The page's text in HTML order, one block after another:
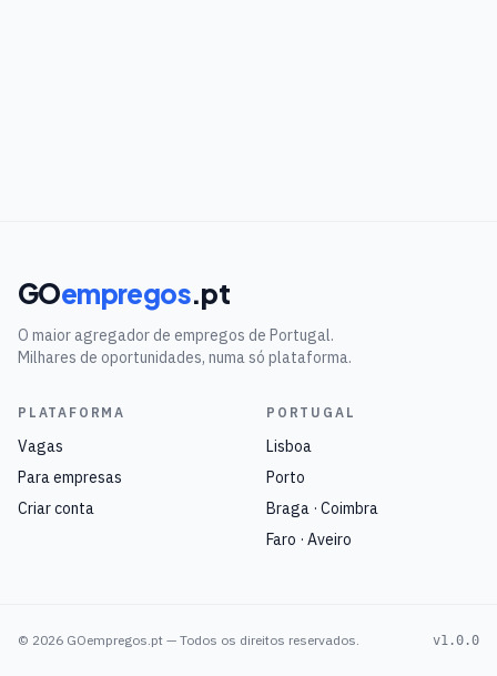
GOempregos.pt
O maior agregador de empregos de Portugal.
Milhares de oportunidades, numa só plataforma.
PLATAFORMA
Vagas
Para empresas
Criar conta
PORTUGAL
Lisboa
Porto
Braga · Coimbra
Faro · Aveiro
© 2026 GOempregos.pt — Todos os direitos reservados. v1.0.0